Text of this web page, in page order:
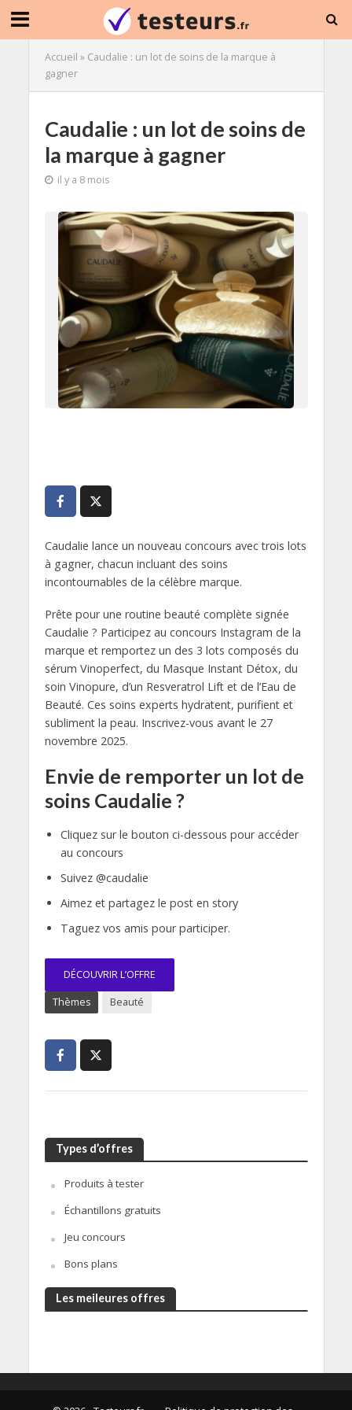
Accueil » Caudalie : un lot de soins de la marque à
gagner
Caudalie : un lot de soins de
la marque à gagner
il y a 8 mois
Caudalie lance un nouveau concours avec trois lots
à gagner, chacun incluant des soins
incontournables de la célèbre marque.
Prête pour une routine beauté complète signée
Caudalie ? Participez au concours Instagram de la
marque et remportez un des 3 lots composés du
sérum Vinoperfect, du Masque Instant Détox, du
soin Vinopure, d’un Resveratrol Lift et de l’Eau de
Beauté. Ces soins experts hydratent, purifient et
subliment la peau. Inscrivez-vous avant le 27
novembre 2025.
Envie de remporter un lot de
soins Caudalie ?
Cliquez sur le bouton ci-dessous pour accéder
au concours
Suivez @caudalie
Aimez et partagez le post en story
Taguez vos amis pour participer.
DÉCOUVRIR L’OFFRE
Thèmes Beauté
Types d’offres
Produits à tester
Échantillons gratuits
Jeu concours
Bons plans
Les meileures offres